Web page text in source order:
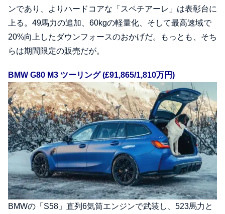
ンであり、よりハードコアな「スペチアーレ」は表彰台に
上る。49馬力の追加、60kgの軽量化、そして最高速域で
20%向上したダウンフォースのおかげだ。もっとも、そち
らは期間限定の販売だが。
BMW G80 M3 ツーリング (£91,865/1,810万円)
BMWの「S58」直列6気筒エンジンで武装し、523馬力と